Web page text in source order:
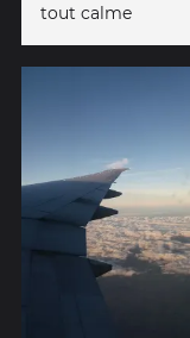
tout calme